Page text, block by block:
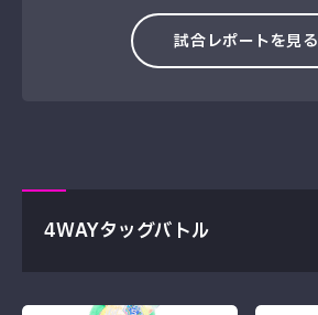
試合レポートを見る
4WAYタッグバトル